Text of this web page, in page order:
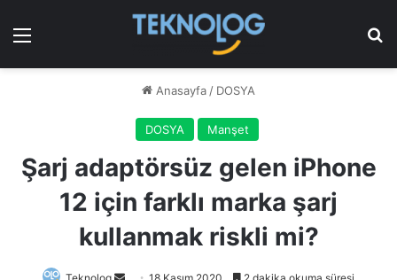
Menü
Anasayfa / DOSYA
DOSYA Manşet
Şarj adaptörsüz gelen iPhone
12 için farklı marka şarj
kullanmak riskli mi?
Bir